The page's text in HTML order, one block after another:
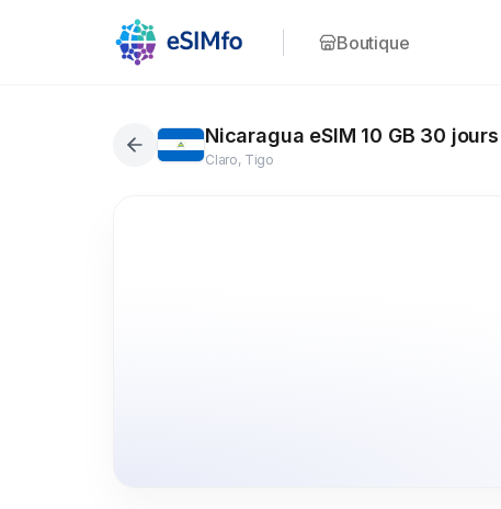
Boutique
Nicaragua eSIM 10 GB 30 jours
Claro, Tigo